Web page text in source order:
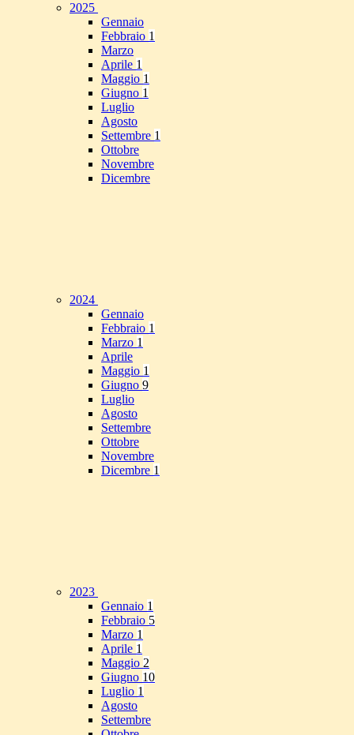
2025
Gennaio
Febbraio 1
Marzo
Aprile 1
Maggio 1
Giugno 1
Luglio
Agosto
Settembre 1
Ottobre
Novembre
Dicembre
2024
Gennaio
Febbraio 1
Marzo 1
Aprile
Maggio 1
Giugno 9
Luglio
Agosto
Settembre
Ottobre
Novembre
Dicembre 1
2023
Gennaio 1
Febbraio 5
Marzo 1
Aprile 1
Maggio 2
Giugno 10
Luglio 1
Agosto
Settembre